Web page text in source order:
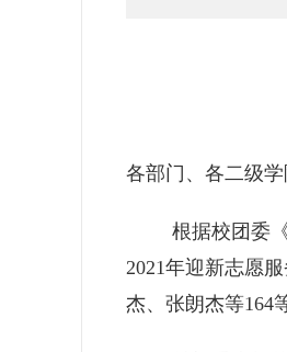
各部门、各二级
根据校团委
2021年迎新志愿
杰、张朗杰等164